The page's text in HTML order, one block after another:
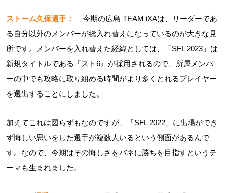
ストーム久保選手：
今期の広島 TEAM iXAは、リーダーであ
る自分以外のメンバーが総入れ替えになっているのが大きな見
所です。メンバーを入れ替えた経緯としては、「SFL 2023」は
新規タイトルである『スト6』が採用されるので、所属メンバ
ーの中でも攻略に取り組める時間がより多くとれるプレイヤー
を選出することにしました。
加えてこれは図らずもなのですが、「SFL 2022」に出場ができ
ず悔しい思いをした選手が複数人いるという側面があるんで
す。なので、今期はその悔しさをバネに勝ちを目指すというテ
ーマも生まれました。